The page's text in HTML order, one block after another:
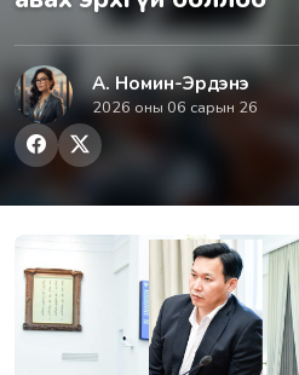
А. Номин-Эрдэнэ
2026 оны 06 сарын 26